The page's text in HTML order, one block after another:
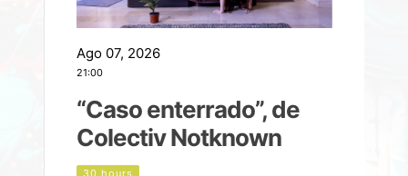
Ago 07, 2026
21:00
“Caso enterrado”, de
Colectiv Notknown
30 hours